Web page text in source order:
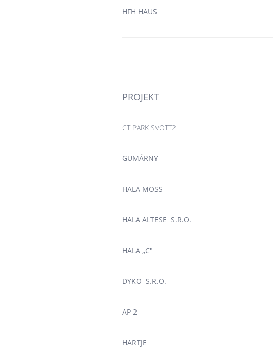
HFH HAUS
PROJEKT
CT PARK SVOTT2
GUMÁRNY
HALA MOSS
HALA ALTESE S.R.O.
HALA ,,C"
DYKO S.R.O.
AP 2
HARTJE